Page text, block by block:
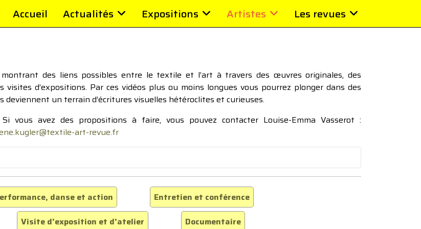
Accueil Actualités Expositions Artistes Les revues
montrant des liens possibles entre le textile et l’art à travers des œuvres originales, des
d’expositions. Par ces vidéos plus ou moins longues vous pourrez plonger dans des
un terrain d’écritures visuelles hétéroclites et curieuses.
vous avez des propositions à faire, vous pouvez contacter Louise-Emma Vasserot :
art-revue.fr
danse et action
Entretien et conférence
Visite d'exposition et d'atelier Documentaire